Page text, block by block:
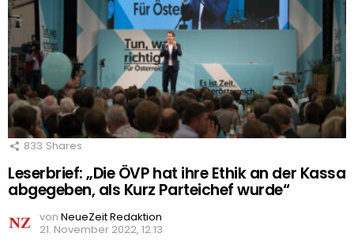
833 Shares
Leserbrief: „Die ÖVP hat ihre Ethik an der Kassa
abgegeben, als Kurz Parteichef wurde“
von NeueZeit Redaktion
21. November 2022, 12:13